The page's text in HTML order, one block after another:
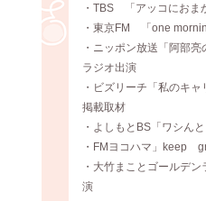
・TBS 「アッコにおま
・東京FM 「one
・ニッポン放送「阿部亮
ラジオ出演
・ビズリーチ「私のキ
掲載取材
・よしもとBS「ワシんと
・FMヨコハマ」keep
・大竹まことゴールデ
演